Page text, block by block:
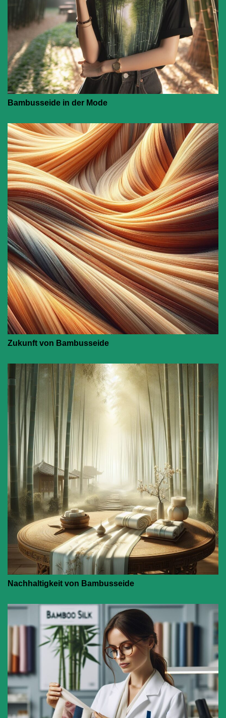
Bambusseide in der Mode
Zukunft von Bambusseide
Nachhaltigkeit von Bambusseide